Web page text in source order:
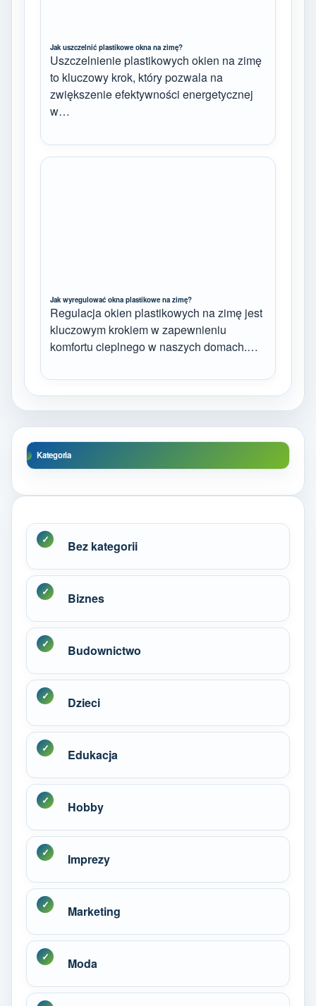
Jak uszczelnić plastikowe okna na zimę?
Uszczelnienie plastikowych okien na zimę
to kluczowy krok, który pozwala na
zwiększenie efektywności energetycznej
w…
Jak wyregulować okna plastikowe na zimę?
Regulacja okien plastikowych na zimę jest
kluczowym krokiem w zapewnieniu
komfortu cieplnego w naszych domach.…
Kategoria
Bez kategorii
Biznes
Budownictwo
Dzieci
Edukacja
Hobby
Imprezy
Marketing
Moda